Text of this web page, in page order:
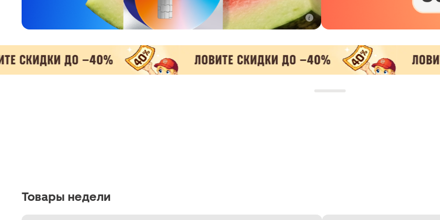
Товары недели